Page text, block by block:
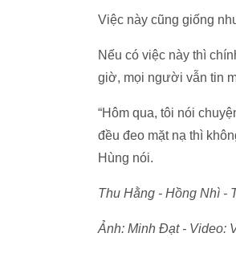
Việc này cũng giống
Nếu có việc này thì
giờ, mọi người vẫn tin
“Hôm qua, tôi nói
đều đeo mặt nạ thì
Hùng nói.
Thu Hằng - Hồng Nhì -
Ảnh: Minh Đạt - Video: